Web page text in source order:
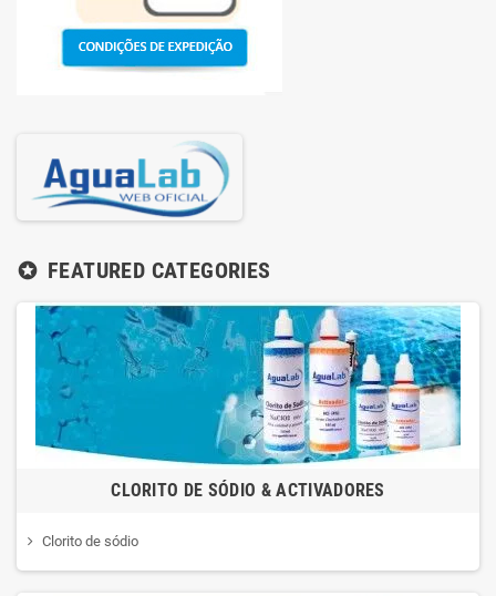
stars FEATURED CATEGORIES
CLORITO DE SÓDIO & ACTIVADORES
Clorito de sódio